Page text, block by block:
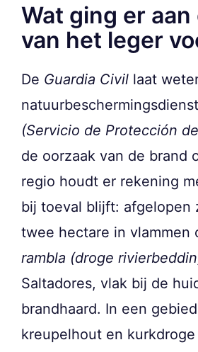
Wat ging er
van het leger
De Guardia Civil laat
natuurbeschermingsdienst
(Servicio de Protección
de oorzaak van de brand
regio houdt er rekening
bij toeval blijft: afgelopen
twee hectare in vlammen
rambla (droge
Saltadores, vlak bij de
brandhaard. In een
kreupelhout en